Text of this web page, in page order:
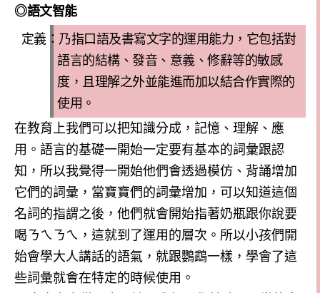
◎語文智能
定義：乃指口語及書寫文字的運用能力，它包括對
語言的結構、發音、意義、修辭等的敏感
度 ，且 理解之外並能進而加以結合作實際的
使用 。
在教育上我們可以把知識分成，記憶、理解、應
用。語言的基礎一開始一定要有基本的詞彙跟認
知，所以我覺得一開始他們會透過模仿、背誦增加
它們的詞彙，當寶寶們的詞彙增加，可以知道這個
名詞的指謂之後，他們就會開始指著奶瓶跟你說要
喝ㄋㄟㄋㄟ，這就到了運用的層次。所以小孩們開
始會學大人講話的語氣，就跟鸚鵡一樣，學會了這
些詞彙就會在特定的時候使用。